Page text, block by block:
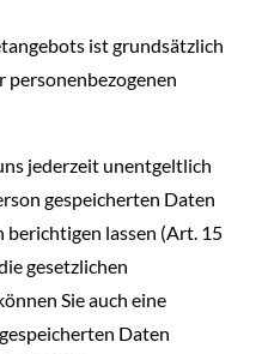
ist grundsätzlich
personenbezogenen
jederzeit unentgeltlich
gespeicherten Daten
lassen (Art. 15
gesetzlichen
Sie auch eine
Daten